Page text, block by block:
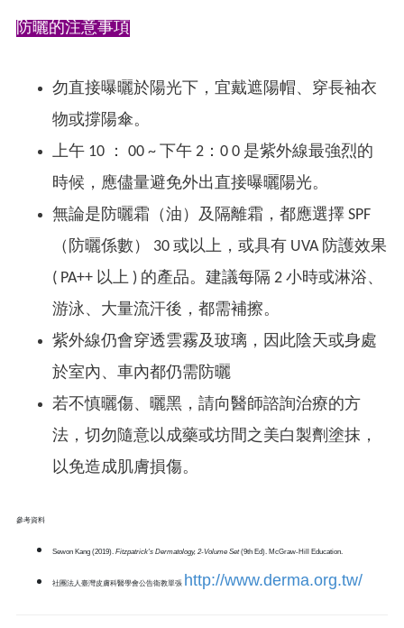
防曬的注意事項
勿直接曝曬於陽光下，宜戴遮陽帽、穿長袖衣
物或撐陽傘。
上午 10 ： 00 ~ 下午 2：0 0 是紫外線最強烈的
時候，應儘量避免外出直接曝曬陽光。
無論是防曬霜（油）及隔離霜，都應選擇 SPF
（防曬係數） 30 或以上，或具有 UVA 防護效果
( PA++ 以上 ) 的產品。建議每隔 2 小時或淋浴、
游泳、大量流汗後，都需補擦。
紫外線仍會穿透雲霧及玻璃，因此陰天或身處
於室內、車內都仍需防曬
若不慎曬傷、曬黑，請向醫師諮詢治療的方
法，切勿隨意以成藥或坊間之美白製劑塗抹，
以免造成肌膚損傷。
參考資料
Sewon Kang (2019). Fitzpatrick's Dermatology, 2-Volume Set(9th Ed). McGraw-Hill Education.
社團法人臺灣皮膚科醫學會公告衛教單張 http://www.derma.org.tw/